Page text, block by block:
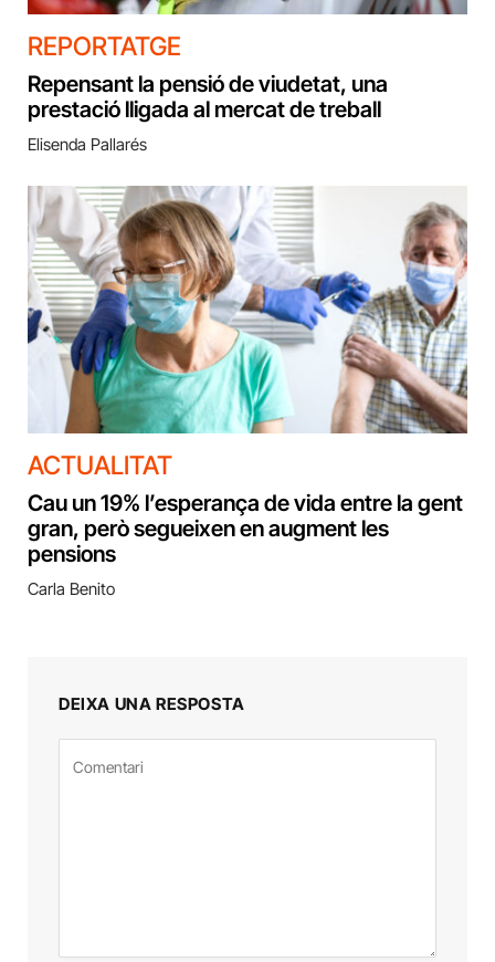
REPORTATGE
Repensant la pensió de viudetat, una
prestació lligada al mercat de treball
Elisenda Pallarés
ACTUALITAT
Cau un 19% l’esperança de vida entre la gent
gran, però segueixen en augment les
pensions
Carla Benito
DEIXA UNA RESPOSTA